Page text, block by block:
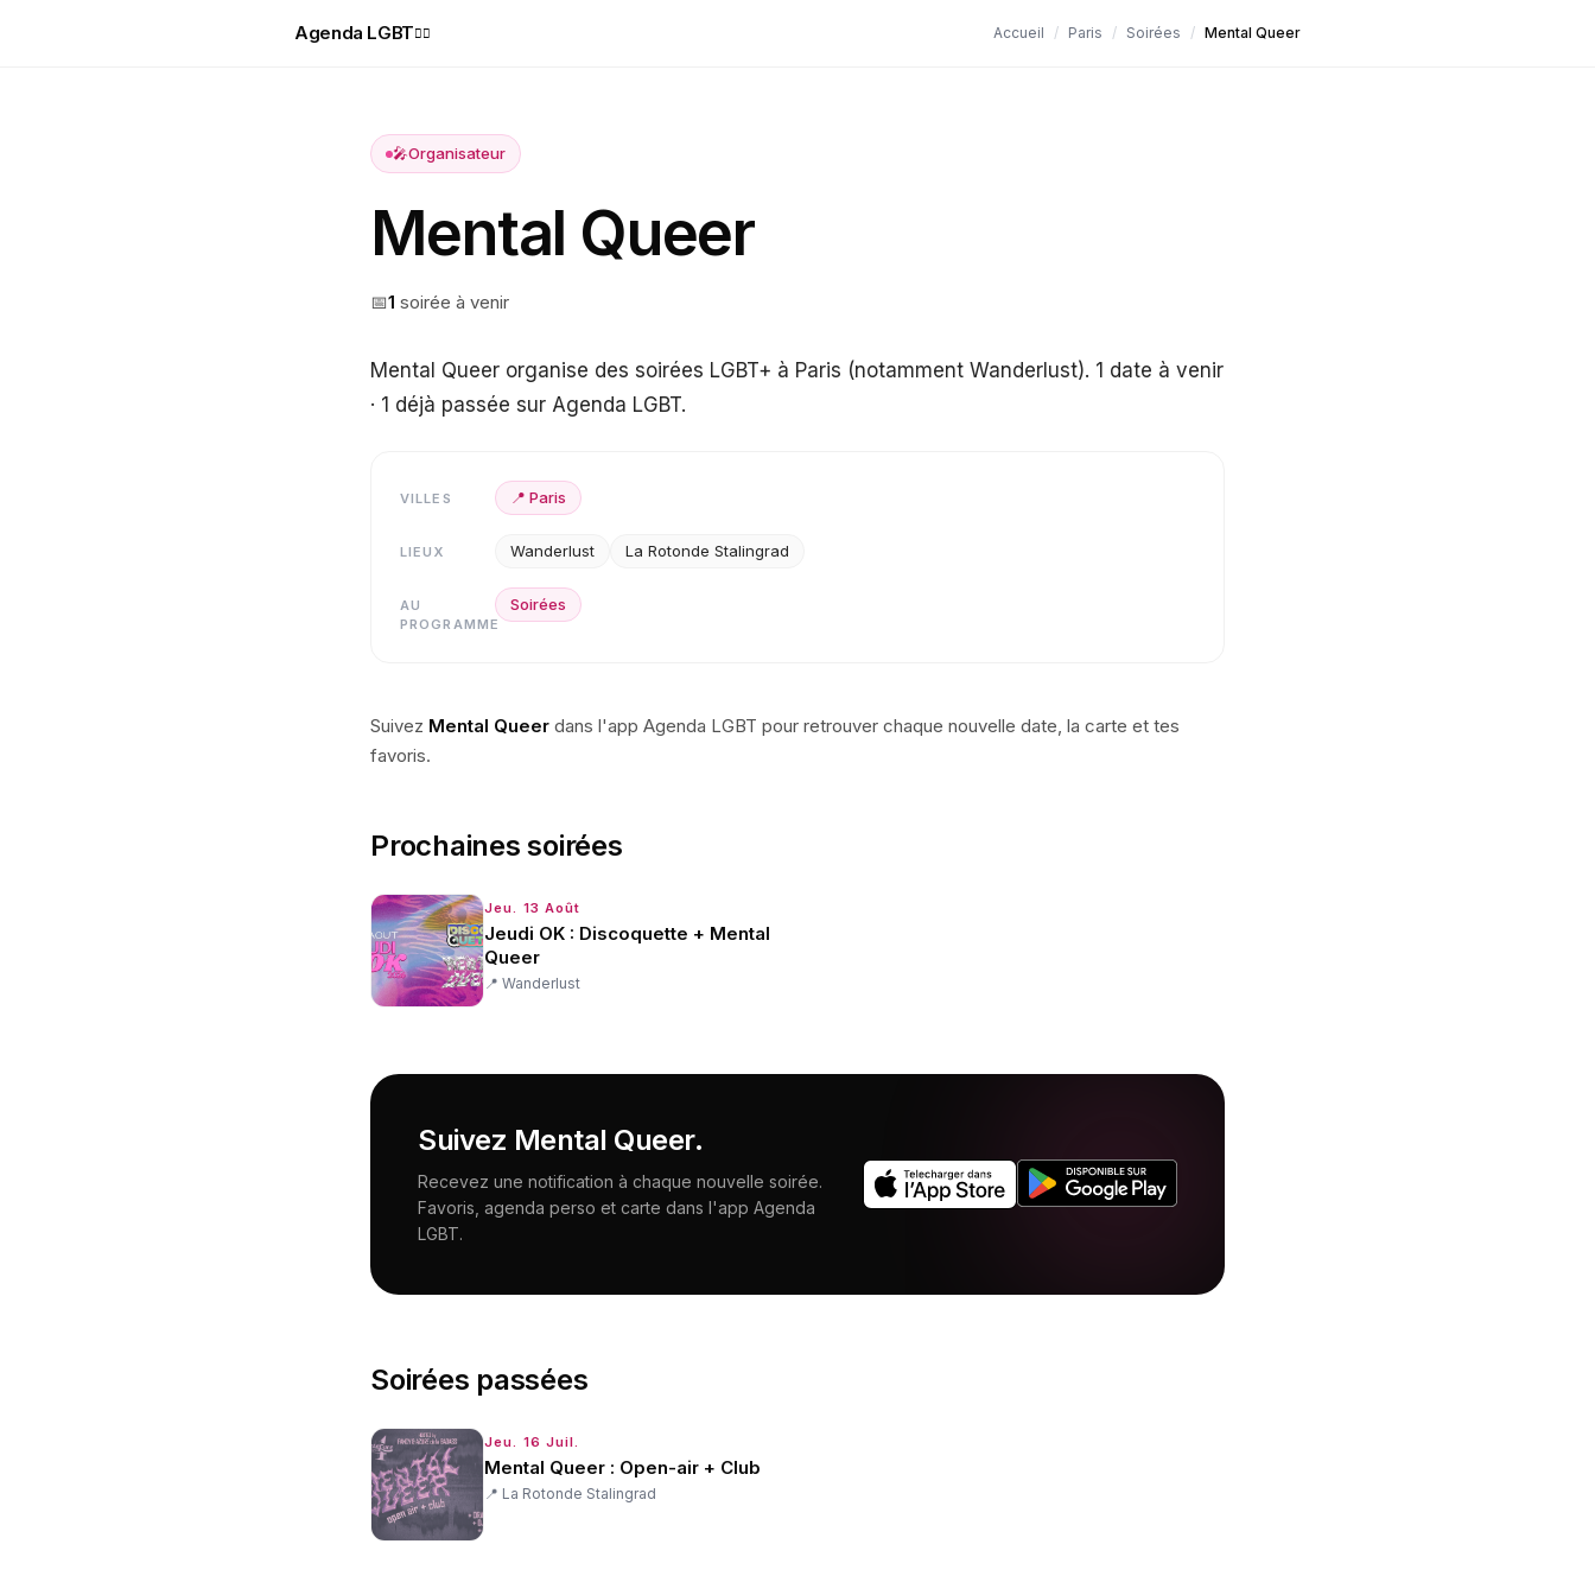
Agenda LGBT🏳️‍🌈 Accueil / Paris / Soirées / Mental Queer
🎤Organisateur
Mental Queer
📅1 soirée à venir
Mental Queer organise des soirées LGBT+ à Paris (notamment Wanderlust). 1 date à venir
· 1 déjà passée sur Agenda LGBT.
VILLES 📍 Paris
LIEUX Wanderlust La Rotonde Stalingrad
AU
PROGRAMME
Soirées
Suivez Mental Queer dans l'app Agenda LGBT pour retrouver chaque nouvelle date, la carte et tes
favoris.
Prochaines soirées
Jeu. 13 Août
Jeudi OK : Discoquette + Mental
Queer
📍 Wanderlust
Suivez Mental Queer.
Recevez une notification à chaque nouvelle soirée.
Favoris, agenda perso et carte dans l'app Agenda
LGBT.
Soirées passées
Jeu. 16 Juil.
Mental Queer : Open-air + Club
📍 La Rotonde Stalingrad